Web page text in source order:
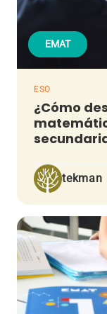
EMAT
ESO
¿Cómo
tekman